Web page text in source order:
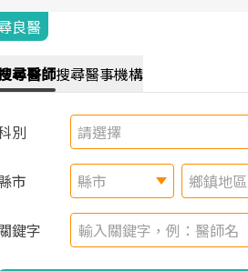
良醫
尋醫師搜尋醫事機構
別 請選擇
市 縣市 鄉鎮地區
鍵字